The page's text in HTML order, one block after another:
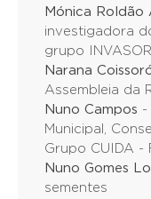
Mónica Roldão
investigadora
grupo
Narana
Assembleia da
Nuno Campos -
Municipal,
Grupo CUIDA -
Nuno Gomes
sementes